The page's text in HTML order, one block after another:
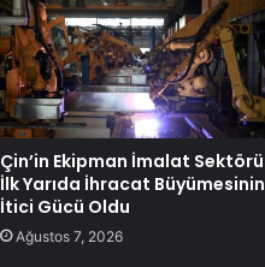
Çin’in Ekipman İmalat Sektörü
İlk Yarıda İhracat Büyümesinin
İtici Gücü Oldu
Ağustos 7, 2026